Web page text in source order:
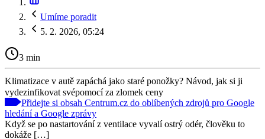
Umíme poradit
5. 2. 2026, 05:24
3 min
Klimatizace v autě zapáchá jako staré ponožky? Návod, jak si ji
vydezinfikovat svépomocí za zlomek ceny
Přidejte si obsah Centrum.cz do oblíbených zdrojů pro Google
hledání a Google zprávy
Když se po nastartování z ventilace vyvalí ostrý odér, člověku to
dokáže […]